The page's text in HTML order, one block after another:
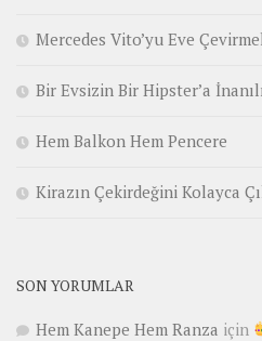
Mercedes Vito’yu Eve
Bir Evsizin Bir Hipster’a
Hem Balkon Hem Pencere
Kirazın Çekirdeğini Kolayca
SON YORUMLAR
Hem Kanepe Hem Ranza için